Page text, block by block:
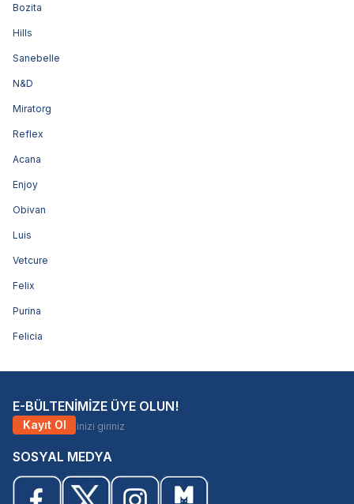
Bozita
Hills
Sanebelle
N&D
Miratorg
Reflex
Acana
Enjoy
Obivan
Luis
Vetcure
Felix
Purina
Felicia
E-BÜLTENİMİZE ÜYE OLUN!
Kayıt Ol
SOSYAL MEDYA